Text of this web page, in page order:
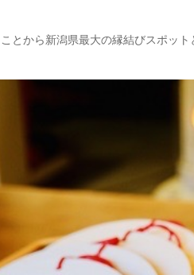
とから新潟県最大の縁結びスポット